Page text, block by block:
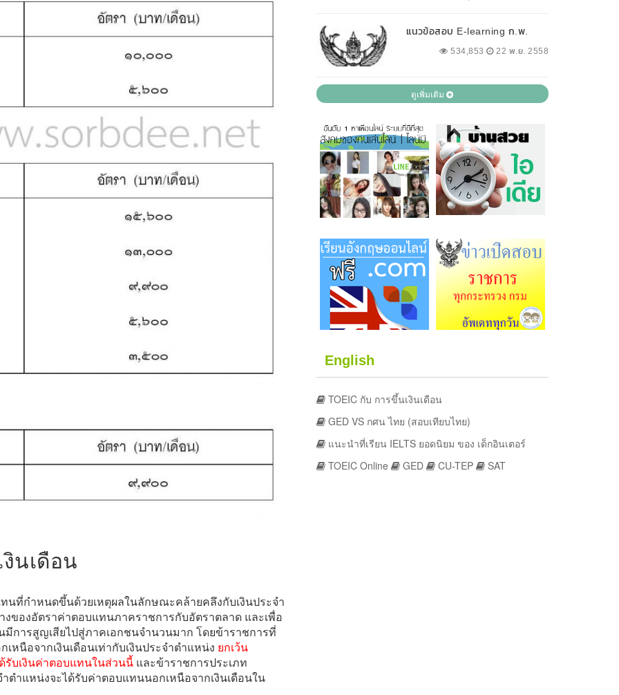
นเดือน
นที่กำหนดขึ้นด้วยเหตุผลในลักษณะคล้ายคลึงกับเงินประจำ
ของอัตราค่าตอบแทนภาคราชการกับอัตราตลาด และเพื่อ
ารสูญเสียไปสู่ภาคเอกชนจำนวนมาก โดยข้าราชการที่
หนือจากเงินเดือนเท่ากับเงินประจำตำแหน่ง ยกเว้น
รับเงินค่าตอบแทนในส่วนนี้ และข้าราชการประเภท
ตำแหน่งจะได้รับค่าตอบแทนนอกเหนือจากเงินเดือนใน
แนวข้อสอบ E-learning ก.พ.
534,853 22 พ.ย. 2558
ดูเพิ่มเติม
English
TOEIC กับ การขึ้นเงินเดือน
GED VS กศน ไทย (สอบเทียบไทย)
แนะนำที่เรียน IELTS ยอดนิยม ของ เด็กอินเตอร์
TOEIC Online
GED CU-TEP SAT